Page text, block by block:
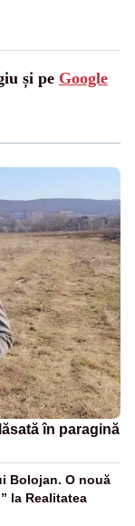
și pe Google
în paragină
Bolojan. O nouă
la Realitatea